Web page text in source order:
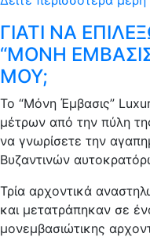
ΓΙΑΤΙ ΝΑ
“ΜΟΝΗ
ΜΟΥ;
Το “Μόνη Έμβασις”
μέτρων από την πύλη
να γνωρίσετε την
Βυζαντινών
Τρία αρχοντικά
και μετατράπηκαν σε
μονεμβασιώτικης